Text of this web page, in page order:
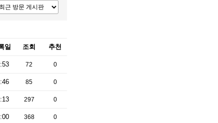
일 조회 추천
72 0
85 0
297 0
368 0